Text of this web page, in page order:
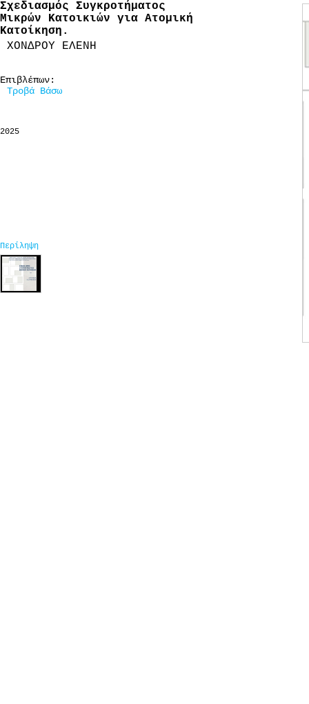
Σχεδιασμός Συγκροτήματος
Μικρών Κατοικιών για Ατομική
Κατοίκηση.
ΧΟΝΔΡΟΥ ΕΛΕΝΗ
Επιβλέπων:
Τροβά Βάσω
2025
Περίληψη